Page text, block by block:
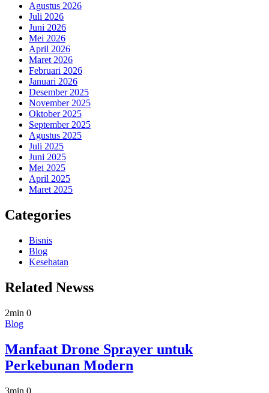
Agustus 2026
Juli 2026
Juni 2026
Mei 2026
April 2026
Maret 2026
Februari 2026
Januari 2026
Desember 2025
November 2025
Oktober 2025
September 2025
Agustus 2025
Juli 2025
Juni 2025
Mei 2025
April 2025
Maret 2025
Categories
Bisnis
Blog
Kesehatan
Related Newss
2min 0
Blog
Manfaat Drone Sprayer untuk
Perkebunan Modern
3min 0